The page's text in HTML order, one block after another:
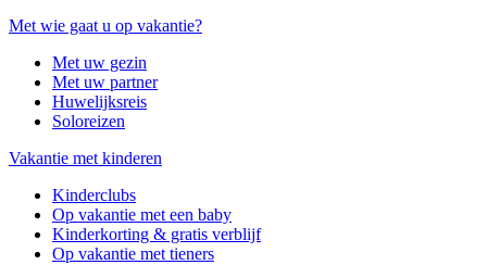
Met wie gaat u op vakantie?
Met uw gezin
Met uw partner
Huwelijksreis
Soloreizen
Vakantie met kinderen
Kinderclubs
Op vakantie met een baby
Kinderkorting & gratis verblijf
Op vakantie met tieners